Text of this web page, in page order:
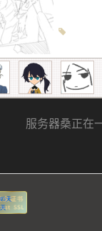
服务器桑正在